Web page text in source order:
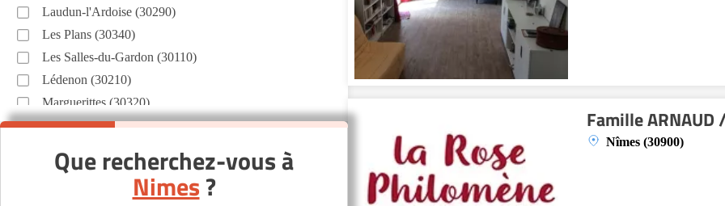
Famille ARNAUD
Nîmes (30900)
Laudun-l'Ardoise (30290)
Les Plans (30340)
Les Salles-du-Gardon (30110)
Lédenon (30210)
Marguerittes (30320)
Montdardier (30120)
Quissac (30260)
Saint-Gilles (30800)
Que recherchez-vous à
Nimes?